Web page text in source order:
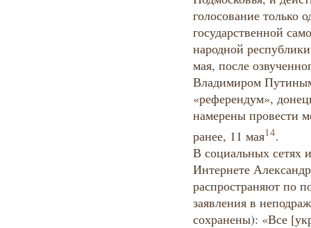
голосование только
государственной
народной
мая, после
Владимиром
«референдум»,
намерены провести
ранее, 11 мая14.
В социальных сетях
Интернете
распространяют по
заявления в
сохранены): «Все